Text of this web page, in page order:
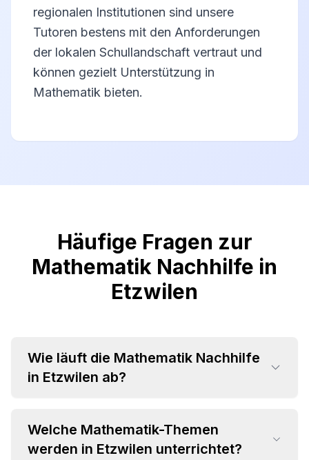
regionalen Institutionen sind unsere
Tutoren bestens mit den Anforderungen
der lokalen Schullandschaft vertraut und
können gezielt Unterstützung in
Mathematik bieten.
Häufige Fragen zur
Mathematik Nachhilfe in
Etzwilen
Wie läuft die Mathematik Nachhilfe
in Etzwilen ab?
Welche Mathematik-Themen
werden in Etzwilen unterrichtet?